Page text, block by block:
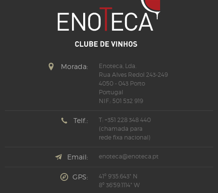
Morada:
Enoteca, Lda.
Rua Alves Redol 243-249
4050 - 043 Porto
Portugal
NIF.: 501 532 919
Telf.:
T: +351 228 348 440
(chamada para
rede fixa nacional)
Email: enoteca@enoteca.pt
GPS:
41º 9'35.643" N
8º 36'59.1114" W